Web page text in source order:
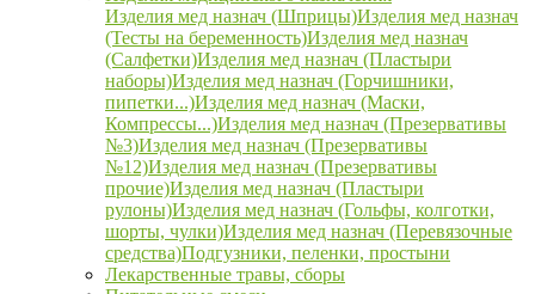
Изделия мед назнач (Шприцы)Изделия мед назнач
(Тесты на беременность)Изделия мед назнач
(Салфетки)Изделия мед назнач (Пластыри
наборы)Изделия мед назнач (Горчишники,
пипетки...)Изделия мед назнач (Маски,
Компрессы...)Изделия мед назнач (Презервативы
№3)Изделия мед назнач (Презервативы
№12)Изделия мед назнач (Презервативы
прочие)Изделия мед назнач (Пластыри
рулоны)Изделия мед назнач (Гольфы, колготки,
шорты, чулки)Изделия мед назнач (Перевязочные
средства)Подгузники, пеленки, простыни
Лекарственные травы, сборы